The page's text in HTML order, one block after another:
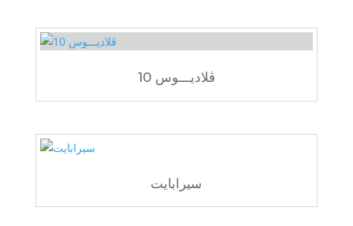
ڨلاديـــوس 10
سيرابايت